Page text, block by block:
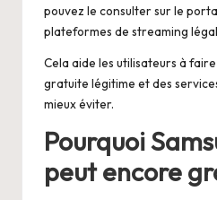
pouvez le consulter surle
plateformes de streaming légal
Cela aide les utilisateurs à
gratuite légitime et des
mieux éviter.
Pourquoi
peut encore